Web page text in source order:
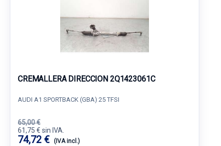
CREMALLERA DIRECCION 2Q1423061C
AUDI A1 SPORTBACK (GBA) 25 TFSI
65,00 €
61,75 € sin IVA.
74,72 € (IVA incl.)